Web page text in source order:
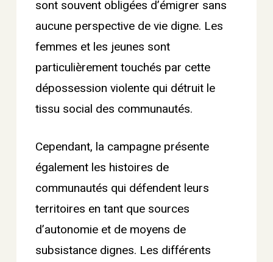
sont souvent obligées d’émigrer sans
aucune perspective de vie digne. Les
femmes et les jeunes sont
particulièrement touchés par cette
dépossession violente qui détruit le
tissu social des communautés.
Cependant, la campagne présente
également les histoires de
communautés qui défendent leurs
territoires en tant que sources
d’autonomie et de moyens de
subsistance dignes. Les différents